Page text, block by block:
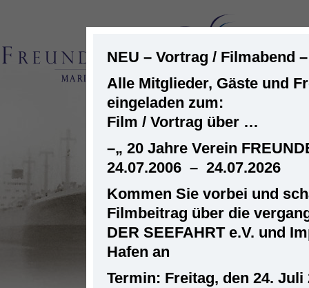
NEU – Vortrag / Filmabend
Alle Mitglieder, Gäste und
eingeladen zum:
Film / Vortrag über …
–„ 20 Jahre Verein
24.07.2006 – 24.07.2026
Kommen Sie vorbei und
Filmbeitrag über die
DER SEEFAHRT e.V. und
Hafen an
Termin: Freitag, den 24. Juli